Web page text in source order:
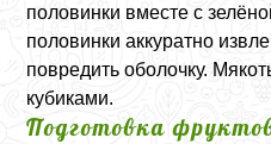
половинки вместе с
половинки аккуратно
повредить оболочку.
кубиками.
Подготовка